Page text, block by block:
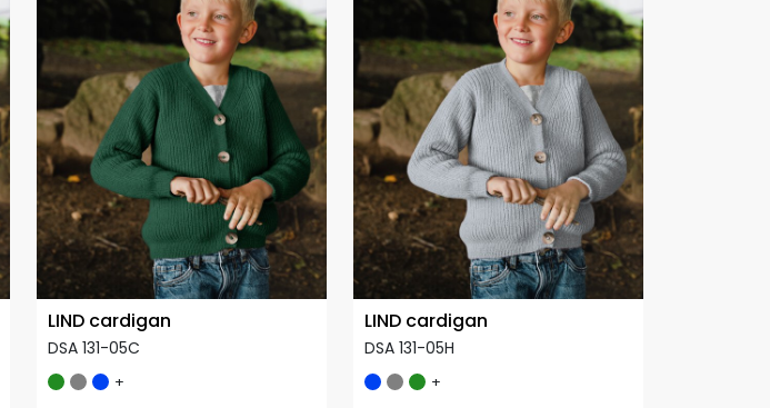
LIND cardigan
DSA 131-05C
+
LIND cardigan
DSA 131-05H
+